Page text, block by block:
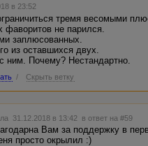
в 23:52
тремя весомыми
фаворитов не парился.
заплюсованных.
из оставшихся двух.
ним. Почему? Нестандартно.
/ Скрыть ветку
31.12.2018 в 13:42 в ответ на #59
Вам за поддержку в
просто окрылил :)